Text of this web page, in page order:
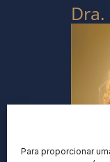
Para proporcionar